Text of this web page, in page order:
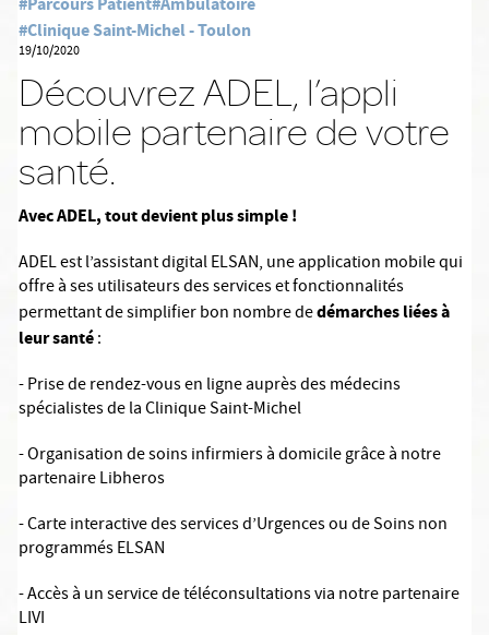
#Clinique Saint-Michel - Toulon
19/10/2020
Découvrez ADEL, l’appli
mobile partenaire de votre
santé.
Avec ADEL, tout devient plus simple !
ADEL est l’assistant digital ELSAN, une application mobile qui
offre à ses utilisateurs des services et fonctionnalités
permettant de simplifier bon nombre dedémarches liées à
leur santé:
- Prise de rendez-vous en ligne auprès des médecins
spécialistes dela Clinique Saint-Michel
- Organisation de soins infirmiers à domicile grâce à notre
partenaire Libheros
- Carte interactive des services d’Urgences ou de Soins non
programmés ELSAN
- Accès à un service de téléconsultations via notre partenaire
LIVI